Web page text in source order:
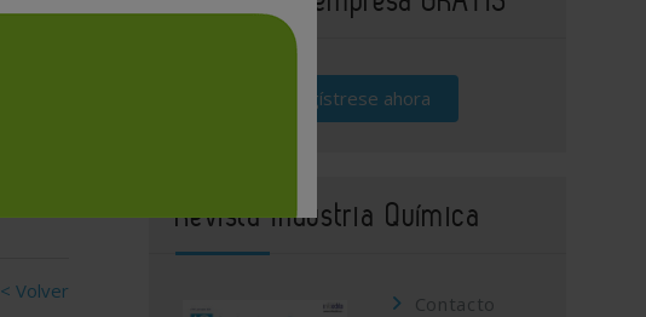
< Volver
Regístrese ahora
Revista Industria Química
Contacto